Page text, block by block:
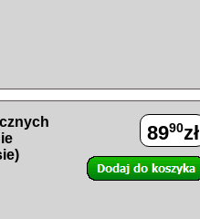
8990zł